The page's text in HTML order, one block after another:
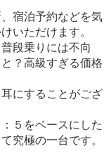
宿泊予約などを気
いただけます。
段乗りには不向
？高級すぎる価格
にすることがござ
５をベースにした
究極の一台です。